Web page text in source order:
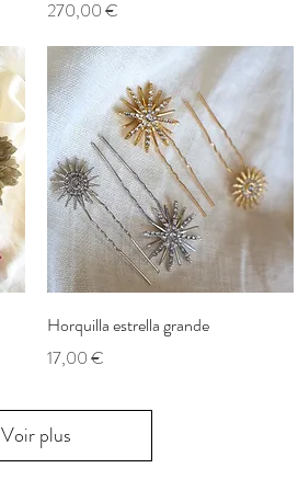
Prix
270,00 €
Aperçu rapide
Horquilla estrella grande
Prix
17,00 €
Voir plus